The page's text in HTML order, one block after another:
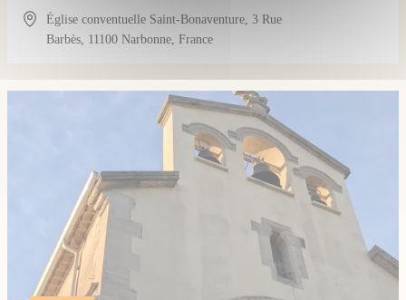
Église conventuelle Saint-Bonaventure, 3 Rue
Barbès, 11100 Narbonne, France